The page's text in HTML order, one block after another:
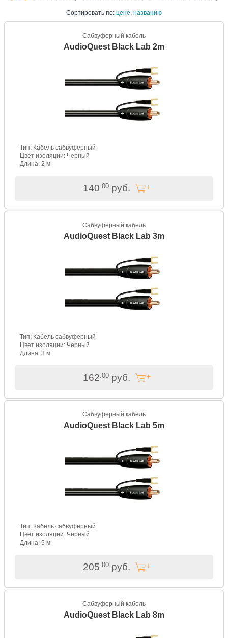
Сортировать по: цене, названию
Сабвуферный кабель
AudioQuest Black Lab 2m
Тип: Кабель сабвуферный
Цвет изоляции: Черный
Длина: 2 м
140 .00руб.
Сабвуферный кабель
AudioQuest Black Lab 3m
Тип: Кабель сабвуферный
Цвет изоляции: Черный
Длина: 3 м
162 .00руб.
Сабвуферный кабель
AudioQuest Black Lab 5m
Тип: Кабель сабвуферный
Цвет изоляции: Черный
Длина: 5 м
205 .00руб.
Сабвуферный кабель
AudioQuest Black Lab 8m